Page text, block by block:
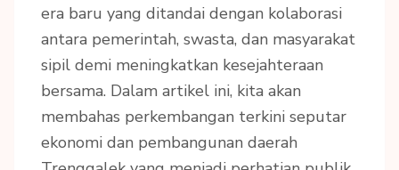
era baru yang ditandai dengan kolaborasi
antara pemerintah, swasta, dan masyarakat
sipil demi meningkatkan kesejahteraan
bersama. Dalam artikel ini, kita akan
membahas perkembangan terkini seputar
ekonomi dan pembangunan daerah